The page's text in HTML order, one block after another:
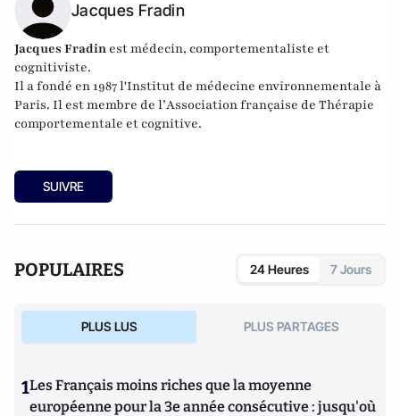
Jacques Fradin
Jacques Fradin est médecin, comportementaliste et
cognitiviste.
Il a fondé en 1987 l'Institut de médecine environnementale à
Paris. Il est membre de l’Association française de Thérapie
comportementale et cognitive.
SUIVRE
POPULAIRES 24 Heures 7 Jours
PLUS LUS PLUS PARTAGES
1Les Français moins riches que la moyenne
européenne pour la 3e année consécutive : jusqu'où